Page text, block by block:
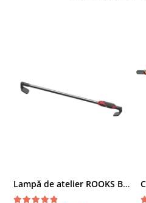
Truse de biti
Truse de surubelnite
Scule Vulcanizare
Truse de scule si accesorii
Lampă de atelier ROOKS B2 HYBRID pentru capotă, 2000 lumeni, 5000 mAh